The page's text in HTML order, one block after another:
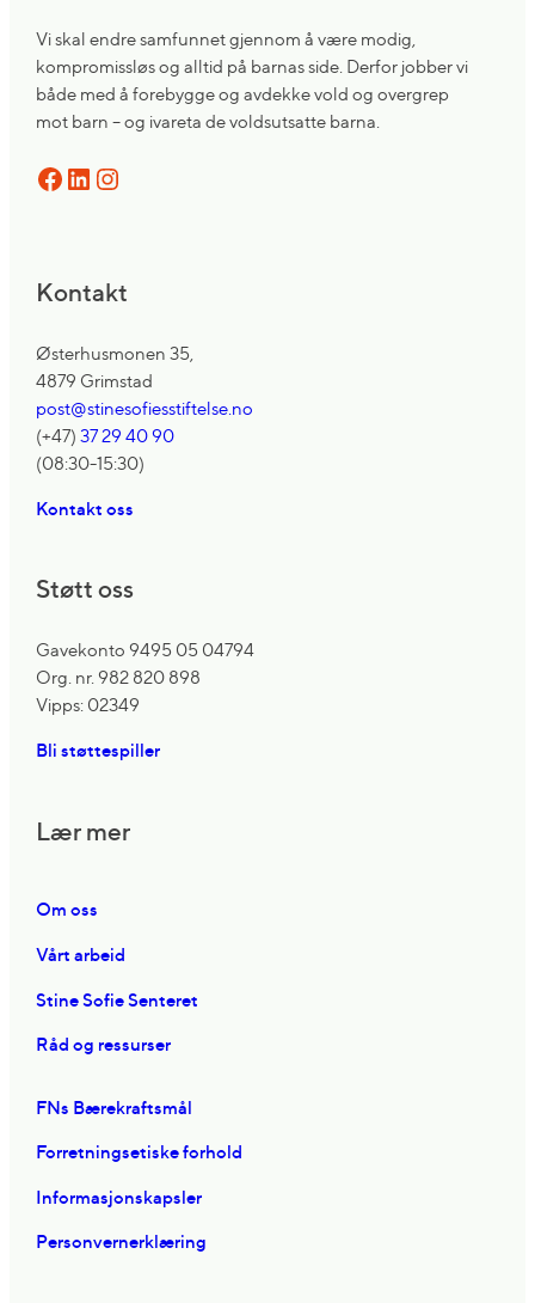
Vi skal endre samfunnet gjennom å være modig,
kompromissløs og alltid på barnas side. Derfor jobber vi
både med å forebygge og avdekke vold og overgrep
mot barn – og ivareta de voldsutsatte barna.
Facebook LinkedIn Instagram
Kontakt
Østerhusmonen 35,
4879 Grimstad
post@stinesofiesstiftelse.no
(+47)37 29 40 90
(08:30-15:30)
Kontakt oss
Støtt oss
Gavekonto 9495 05 04794
Org. nr. 982 820 898
Vipps: 02349
Bli støttespiller
Lær mer
Om oss
Vårt arbeid
Stine Sofie Senteret
Råd og ressurser
FNs Bærekraftsmål
Forretningsetiske forhold
Informasjonskapsler
Personvernerklæring